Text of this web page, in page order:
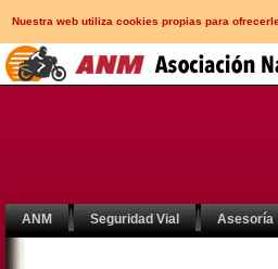
Nuestra web utiliza cookies propias para
ANM Seguridad Vial Asesoría